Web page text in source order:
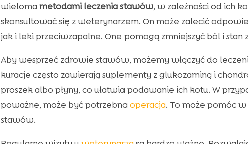
wieloma metodami leczenia stawów, w zależności od ich
skonsultować się z weterynarzem. On może zalecić
jak i leki przeciwzapalne. One pomogą zmniejszyć ból i stan
Aby wesprzeć zdrowie stawów, możemy włączyć do
kuracje często zawierają suplementy z glukozaminą i
proszek albo płyny, co ułatwia podawanie ich kotu. W
poważne, może być potrzebna operacja. To może pomóc
stawów.